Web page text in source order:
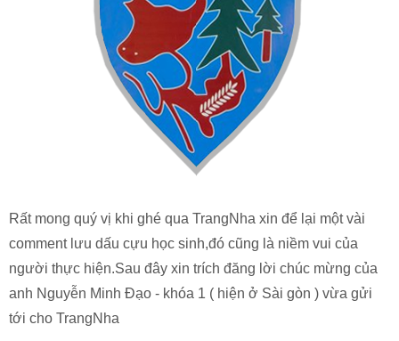
Rất mong quý vị khi ghé qua TrangNha xin để lại một vài
comment lưu dấu cựu học sinh,đó cũng là niềm vui của
người thực hiện.Sau đây xin trích đăng lời chúc mừng của
anh Nguyễn Minh Đạo - khóa 1 ( hiện ở Sài gòn ) vừa gửi
tới cho TrangNha